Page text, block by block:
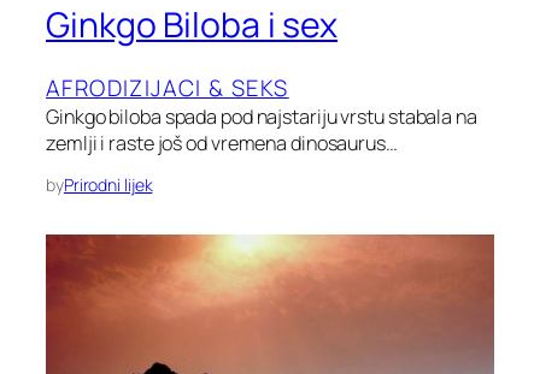
Ginkgo Biloba i sex
AFRODIZIJACI & SEKS
Ginkgo biloba spada pod najstariju vrstu stabala na
zemlji i raste još od vremena dinosaurus…
byPrirodni lijek